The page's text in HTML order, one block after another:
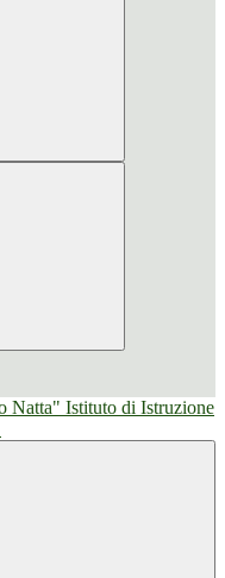
Istituto di Istruzione